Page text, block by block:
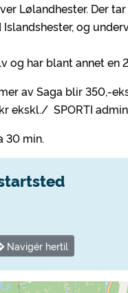
Lølandhester. Der
og
og har blant annet en
av Saga blir 350,-
ekskl./ SPORTI
30 min.
Navigér hertil